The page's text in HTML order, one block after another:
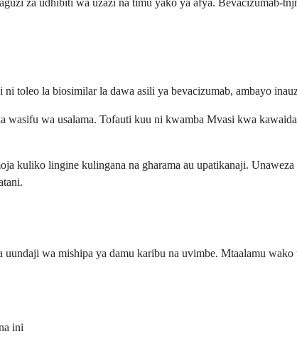
toleo la biosimilar la dawa asili ya bevacizumab, ambayo
wa usalama. Tofauti kuu ni kwamba Mvasi kwa
kuliko lingine kulingana na gharama au upatikanaji.
wa mishipa ya damu karibu na uvimbe. Mtaalamu
ini